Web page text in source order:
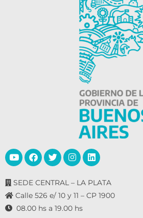
SEDE CENTRAL – LA PLATA
Calle 526 e/ 10 y 11 – CP 1900
08.00 hs a 19.00 hs